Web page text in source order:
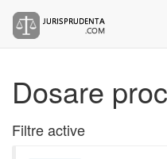
Dosare
Filtre active